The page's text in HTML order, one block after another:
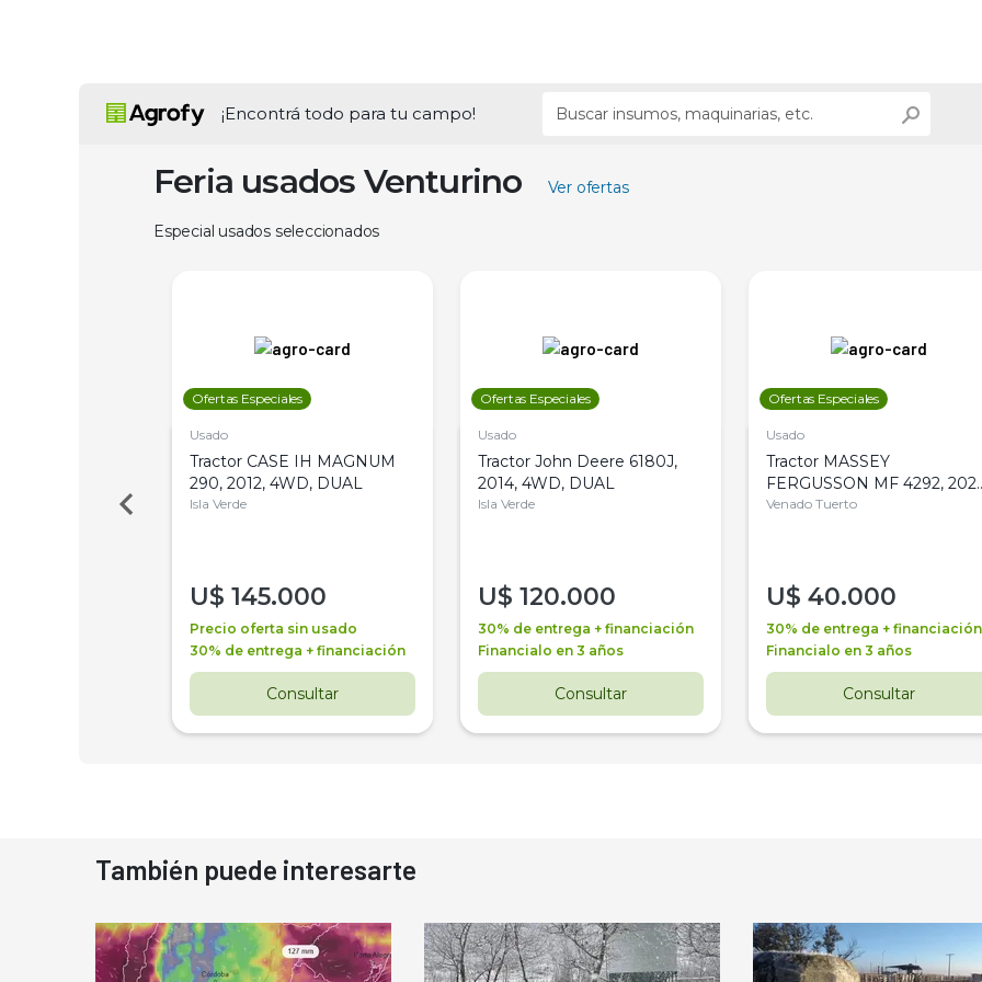
¡Encontrá todo para tu campo!
Feria usados Venturino Ver ofertas
Especial usados seleccionados
Ofertas Especiales
Usado
Tractor CASE IH MAGNUM
290, 2012, 4WD, DUAL
Isla Verde
U$ 145.000
Precio oferta sin usado
30% de entrega + financiación
Consultar
Ofertas Especiales
Usado
Tractor John Deere 6180J,
2014, 4WD, DUAL
Isla Verde
U$ 120.000
30% de entrega + financiación
Financialo en 3 años
Consultar
Ofertas Especiales
Usado
Tractor MASSEY
FERGUSSON MF 4292,
4WD, PATON
Venado Tuerto
U$ 40.000
30% de entrega + financiación
Financialo en 3 años
Consultar
También puede interesarte